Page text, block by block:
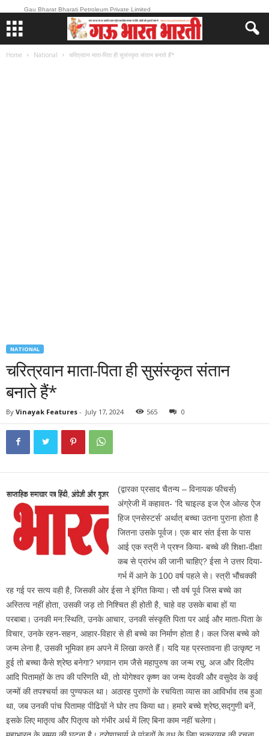
Gau Bharat Bharati Petroleum Private Limited
Home National चरित्रवान माता-पिता ही सुसंस्कृत संतान बनाते हैं*
NATIONAL
चरित्रवान माता-पिता ही सुसंस्कृत संतान
बनाते हैं*
By Vinayak Features - July 17, 2024 565 0
(द्वारका प्रसाद चैतन्य – विनायक फीचर्स)
अंग्रेजी में कहावत- ‘दि चाइल्ड इज ऐज ओल्ड ऐज
हिज एनसेस्टर्स’ अर्थात् बच्चा उतना पुराना होता है
जितना उसके पूर्वज। एक बार संत ईसा के पास
आई एक स्त्री ने प्रश्न किया- बच्चे की शिक्षा-दीक्षा
कब से प्रारंभ की जानी चाहिए? ईसा ने उत्तर दिया-
गर्भ में आने के 100 वर्ष पहले से। स्त्री भौंचक्की
रह गई पर सत्य वही है, जिसकी ओर ईसा ने इंगित किया। सौ वर्ष पूर्व जिस बच्चे का
अस्तित्व नहीं होता, उसकी जड़ तो निश्चित ही होती है, चाहे वह उसके बाबा हों या
परबाबा। उनकी मन:स्थिति, उनके आचार, उनकी संस्कृति पिता पर आई और माता-पिता के
विचार, उनके रहन-सहन, आहार-विहार से ही बच्चे का निर्माण होता है। कल जिस बच्चे को
जन्म लेना है, उसकी भूमिका हम अपने में लिखा करते हैं। यदि यह प्रस्तावना ही उत्कृष्ट न
हुई तो बच्चा कैसे श्रेष्ठ बनेगा? भगवान राम जैसे महापुरुष का जन्म रघु, अज और दिलीप
आदि पितामहों के तप की परिणति थी, तो योगेश्वर कृष्ण का जन्म देवकी और वसुदेव के कई
जन्मों की तपश्चर्या का पुण्यफल था। अठारह पुराणों के रचयिता व्यास का आविर्भाव तब हुआ
था, जब उनकी पांच पितामह पीढिय़ों ने घोर तप किया था। हमारे बच्चे श्रेष्ठ,सद्गुणी बनें,
इसके लिए मातृत्व और पितृत्व को गंभीर अर्थ में लिए बिना काम नहीं चलेगा।